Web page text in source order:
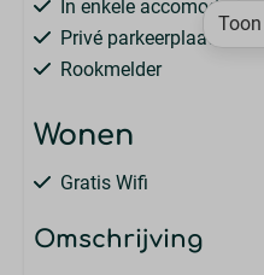
In enkele
Privé parkeerplaats : 1
Rookmelder
Wonen
Gratis Wifi
Televisie
Toon
Omschrijving